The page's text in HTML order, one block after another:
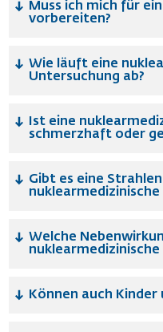
Muss ich mich für
vorbereiten?
Wie läuft eine
Untersuchung ab?
Ist eine
schmerzhaft oder
Gibt es eine
Welche
Können auch